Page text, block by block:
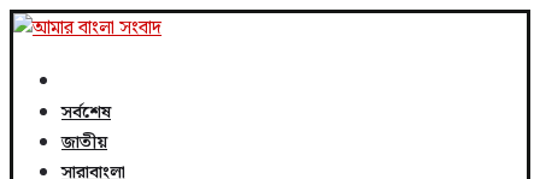
সর্বশেষ
জাতীয়
সারাবাংলা